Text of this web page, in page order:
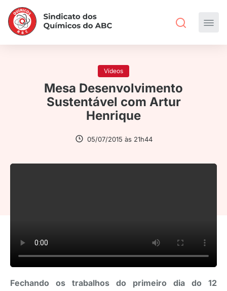
Vídeos
Mesa Desenvolvimento
Sustentável com Artur
Henrique
05/07/2015 às 21h44
Fechando os trabalhos do primeiro dia do 12